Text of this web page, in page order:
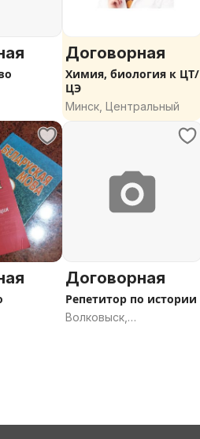
2: Вас двое и
занятия.
Договорная
Химия, биология к ЦТ/
ЦЭ
Минск, Центральный
языкам
Договорная
Репетитор по истории
Волковыск,